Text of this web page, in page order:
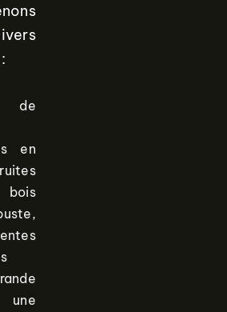
de
en